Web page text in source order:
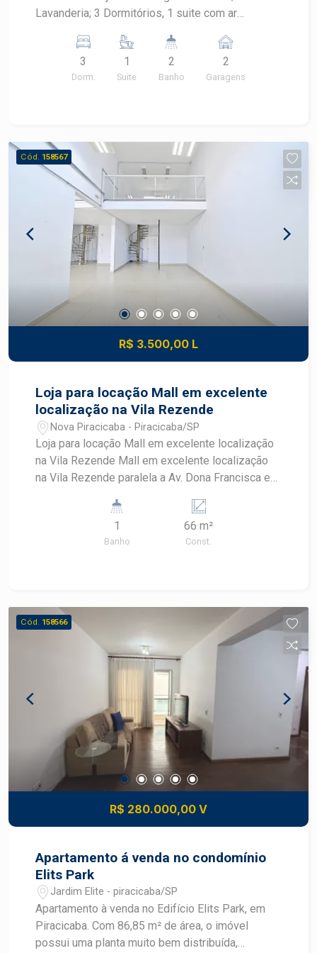
Lavanderia; 3 Dormitórios, 1 suite com ar
3
Dorm.
1
Suite
2
Banho
2
Garagens
Cód. 158567
R$ 3.500,00 L
Loja para locação Mall em excelente
localização na Vila Rezende
Nova Piracicaba - Piracicaba/SP
Loja para locação Mall em excelente localização
na Vila Rezende Mall em excelente localização
na Vila Rezende paralela a Av. Dona Francisca e
aproximadamente 66 m2 com mezanino e
banheiro privativo (obs: podendo ser locada sala
dupla, acrescentando mais 66 m2) * fachada em
juntas
1
Banho
66 m²
Const.
Cód. 158566
R$ 280.000,00 V
Apartamento á venda no condomínio
Elits Park
Jardim Elite - piracicaba/SP
Apartamento à venda no Edifício Elits Park, em
Piracicaba. Com 86,85 m² de área, o imóvel
possui uma planta muito bem distribuída,